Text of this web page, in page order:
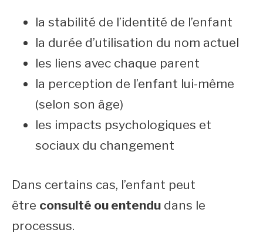
la stabilité de l’identité de l’enfant
la durée d’utilisation du nom actuel
les liens avec chaque parent
la perception de l’enfant lui-même
(selon son âge)
les impacts psychologiques et
sociaux du changement
Dans certains cas, l’enfant peut
être consulté ou entendu dans le
processus.